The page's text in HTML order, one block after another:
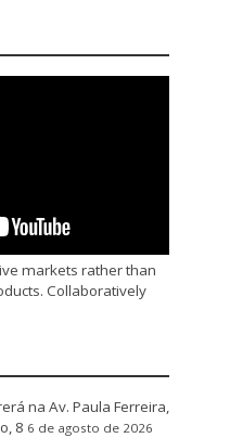
markets rather than
Collaboratively
na Av. Paula Ferreira,
8 6 de agosto de 2026